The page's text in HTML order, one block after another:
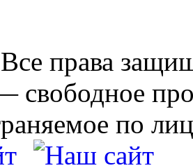
права
свободное
по